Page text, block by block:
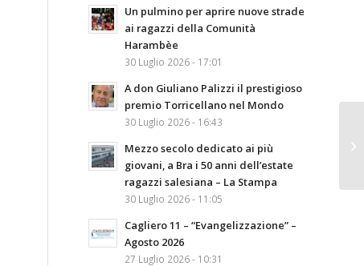
Un pulmino per aprire nuove strade
ai ragazzi della Comunità
Harambèe
30 Luglio 2026 - 17:01
A don Giuliano Palizzi il prestigioso
premio Torricellano nel Mondo
30 Luglio 2026 - 16:43
Mezzo secolo dedicato ai più
giovani, a Bra i 50 anni dell’estate
ragazzi salesiana – La Stampa
30 Luglio 2026 - 11:05
Cagliero 11 – “Evangelizzazione” –
Agosto 2026
27 Luglio 2026 - 10:31